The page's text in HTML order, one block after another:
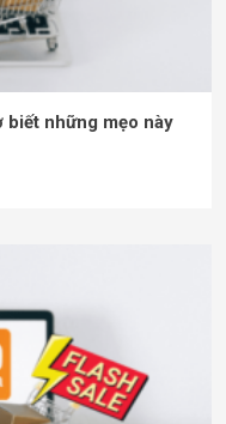
biết những mẹo này